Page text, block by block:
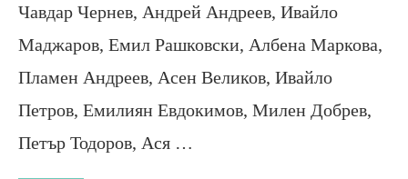
Чавдар Чернев, Андрей Андреев, Ивайло
Маджаров, Емил Рашковски, Албена Маркова,
Пламен Андреев, Асен Великов, Ивайло
Петров, Емилиян Евдокимов, Милен Добрев,
Петър Тодоров, Ася …